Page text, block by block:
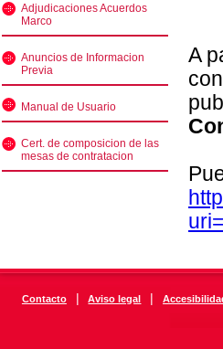
Adjudicaciones Acuerdos
Marco
Anuncios de Informacion
Previa
Manual de Usuario
Cert. de composicion de las
mesas de contratacion
A
Contacto | Aviso legal |